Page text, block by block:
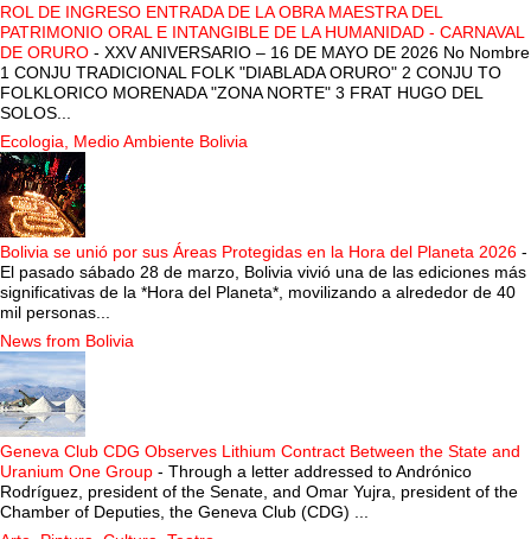
ROL DE INGRESO ENTRADA DE LA OBRA MAESTRA DEL
PATRIMONIO ORAL E INTANGIBLE DE LA HUMANIDAD - CARNAVAL
DE ORURO - XXV ANIVERSARIO – 16 DE MAYO DE 2026 No Nombre
1 CONJU TRADICIONAL FOLK "DIABLADA ORURO" 2 CONJU TO
FOLKLORICO MORENADA "ZONA NORTE" 3 FRAT HUGO DEL
SOLOS...
Ecologia, Medio Ambiente Bolivia
Bolivia se unió por sus Áreas Protegidas en la Hora del Planeta 2026 -
El pasado sábado 28 de marzo, Bolivia vivió una de las ediciones más
significativas de la *Hora del Planeta*, movilizando a alrededor de 40
mil personas...
News from Bolivia
Geneva Club CDG Observes Lithium Contract Between the State and
Uranium One Group - Through a letter addressed to Andrónico
Rodríguez, president of the Senate, and Omar Yujra, president of the
Chamber of Deputies, the Geneva Club (CDG) ...